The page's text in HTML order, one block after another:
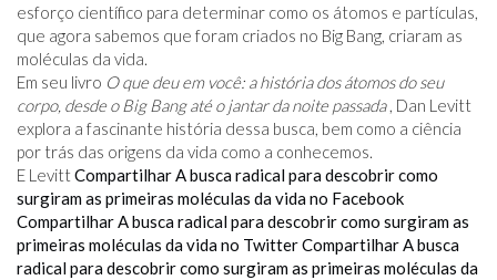
esforço científico para determinar como os átomos e partículas,
que agora sabemos que foram criados no Big Bang, criaram as
moléculas da vida.
Em seu livro O que deu em você: a história dos átomos do seu
corpo, desde o Big Bang até o jantar da noite passada, Dan Levitt
explora a fascinante história dessa busca, bem como a ciência
por trás das origens da vida como a conhecemos.
E LevittCompartilhar A busca radical para descobrir como
surgiram as primeiras moléculas da vida no Facebook
Compartilhar A busca radical para descobrir como surgiram as
primeiras moléculas da vida no TwitterCompartilhar A busca
radical para descobrir como surgiram as primeiras moléculas da